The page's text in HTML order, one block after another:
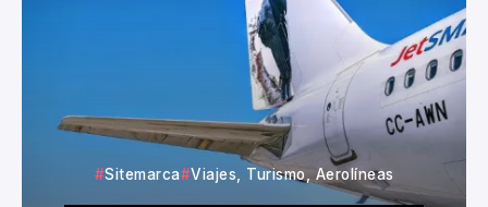
Sitemarca Viajes, Turismo, Aerolíneas